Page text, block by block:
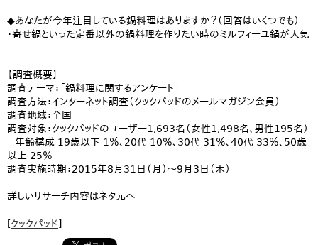
◆あなたが今年注目している鍋料理はありますか？（回答はいくつでも）
・寄せ鍋といった定番以外の鍋料理を作りたい時のミルフィーユ鍋が人気
【調査概要】
調査テーマ：「鍋料理に関するアンケート」
調査方法：インターネット調査（クックパッドのメールマガジン会員）
調査地域：全国
調査対象：クックパッドのユーザー1,693名（女性1,498名、男性195名）
– 年齢構成 19歳以下 1％、20代 10％、30代 31％、40代 33％、50歳
以上 25％
調査実施時期：2015年8月31日（月）〜9月3日（木）
詳しいリサーチ内容はネタ元へ
[クックパッド]